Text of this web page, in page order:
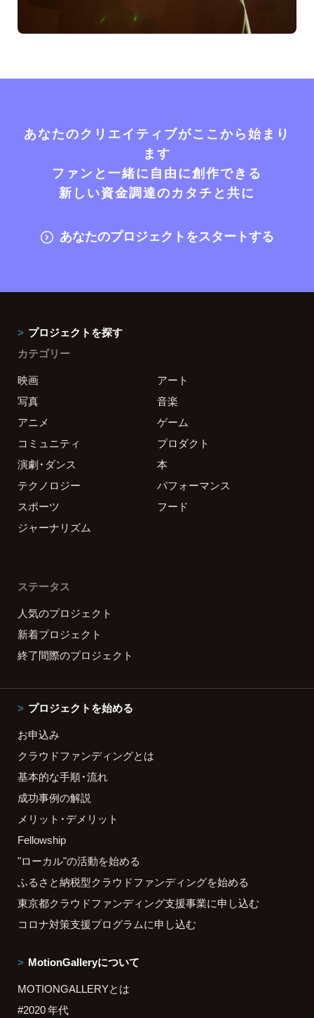
あなたのクリエイティブがここから始まり
ます
ファンと一緒に自由に創作できる
新しい資金調達のカタチと共に
あなたのプロジェクトをスタートする
プロジェクトを探す
カテゴリー
映画
アート
写真
音楽
アニメ
ゲーム
コミュニティ
プロダクト
演劇・ダンス
本
テクノロジー
パフォーマンス
スポーツ
フード
ジャーナリズム
ステータス
人気のプロジェクト
新着プロジェクト
終了間際のプロジェクト
プロジェクトを始める
お申込み
クラウドファンディングとは
基本的な手順・流れ
成功事例の解説
メリット・デメリット
Fellowship
"ローカル"の活動を始める
ふるさと納税型クラウドファンディングを始める
東京都クラウドファンディング支援事業に申し込む
コロナ対策支援プログラムに申し込む
MotionGalleryについて
MOTIONGALLERYとは
#2020 年代